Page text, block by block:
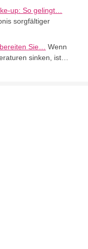
up: So gelingt…
sorgfältiger
Sie…
Wenn
sinken, ist…